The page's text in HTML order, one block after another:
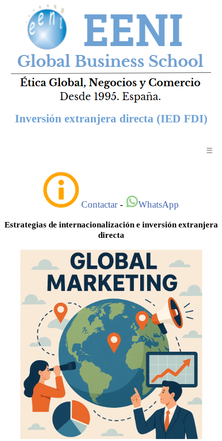
Inversión extranjera directa (IED FDI)
☰
Contactar- WhatsApp
Estrategias de internacionalización e inversión extranjera
directa